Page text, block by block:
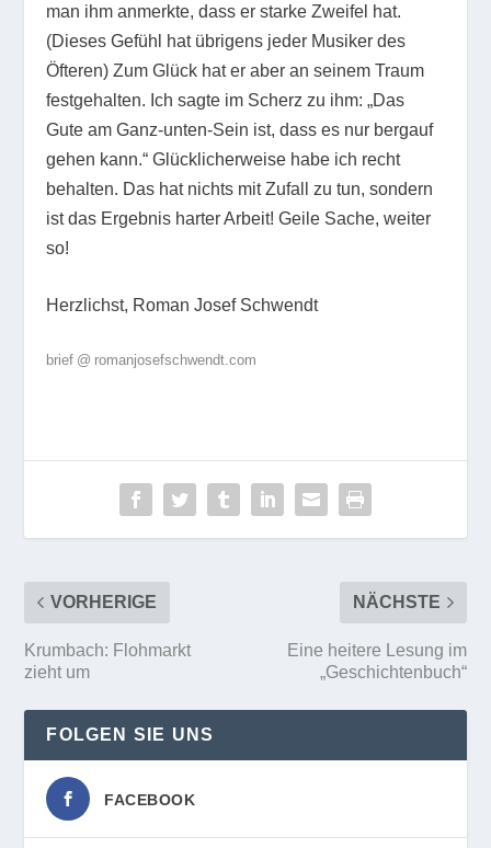
man ihm anmerkte, dass er starke Zweifel hat.
(Dieses Gefühl hat übrigens jeder Musiker des
Öfteren) Zum Glück hat er aber an seinem Traum
festgehalten. Ich sagte im Scherz zu ihm: „Das
Gute am Ganz-unten-Sein ist, dass es nur bergauf
gehen kann.“ Glücklicherweise habe ich recht
behalten. Das hat nichts mit Zufall zu tun, sondern
ist das Ergebnis harter Arbeit! Geile Sache, weiter
so!
Herzlichst, Roman Josef Schwendt
brief @ romanjosefschwendt.com
VORHERIGE
Krumbach: Flohmarkt
zieht um
NÄCHSTE
Eine heitere Lesung im
„Geschichtenbuch“
FOLGEN SIE UNS
FACEBOOK